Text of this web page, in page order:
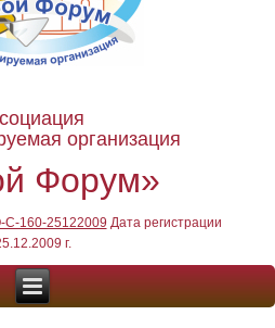
организация
Форум»
160-25122009 Дата регистрации
г.